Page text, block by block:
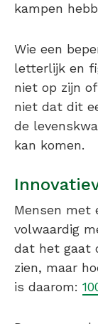
kampen
Wie een
letterlijk en
niet op zijn
niet dat dit
de
kan komen.
Mensen met
volwaardig
dat het gaat
zien, maar
is daarom: